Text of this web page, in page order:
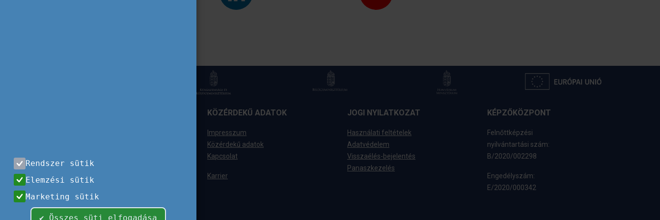
+36 (1) 237-1300
+36 (1) 237-1320
KÖZÉRDEKŰ ADATOK
Impresszum
Közérdekű adatok
Kapcsolat
Karrier
JOGI NYILATKOZAT
Használati feltételek
Adatvédelem
Visszaélés-bejelentés
Panaszkezelés
KÉPZŐKÖZPONT
Felnőttképzési
nyilvántartási szám:
B/2020/002298
Engedélyszám:
E/2020/000342
Rendszer sütik
Elemzési sütik
Marketing sütik
✔ Összes süti elfogadása